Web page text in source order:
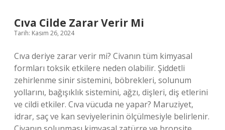
Cıva Cilde Zarar Verir Mi
Tarih: Kasım 26, 2024
Cıva deriye zarar verir mi? Civanın tüm kimyasal
formları toksik etkilere neden olabilir. Şiddetli
zehirlenme sinir sistemini, böbrekleri, solunum
yollarını, bağışıklık sistemini, ağzı, dişleri, diş etlerini
ve cildi etkiler. Cıva vücuda ne yapar? Maruziyet,
idrar, saç ve kan seviyelerinin ölçülmesiyle belirlenir.